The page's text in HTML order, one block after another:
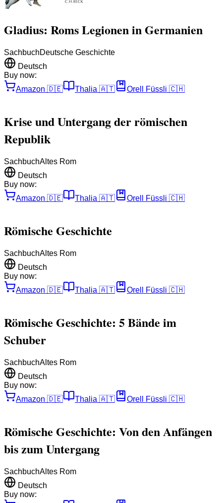
Gladius: Roms Legionen in Germanien
SachbuchDeutsche Geschichte
Deutsch
Buy now:
Amazon 🇩🇪 Thalia 🇦🇹 Orell Füssli 🇨🇭
Krise und Untergang der römischen
Republik
SachbuchAltes Rom
Deutsch
Buy now:
Amazon 🇩🇪 Thalia 🇦🇹 Orell Füssli 🇨🇭
Römische Geschichte
SachbuchAltes Rom
Deutsch
Buy now:
Amazon 🇩🇪 Thalia 🇦🇹 Orell Füssli 🇨🇭
Römische Geschichte: 5 Bände im
Schuber
SachbuchAltes Rom
Deutsch
Buy now:
Amazon 🇩🇪 Thalia 🇦🇹 Orell Füssli 🇨🇭
Römische Geschichte: Von den Anfängen
bis zum Untergang
SachbuchAltes Rom
Deutsch
Buy now: